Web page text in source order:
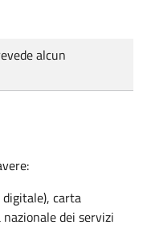
alcun
carta
dei servizi